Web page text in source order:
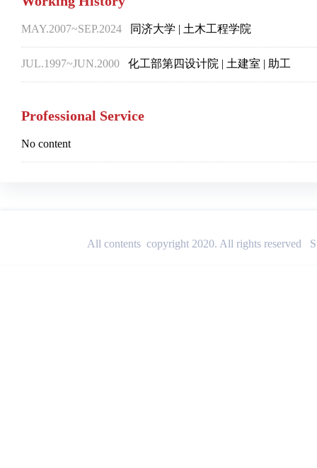
MAY.2007~SEP.2024 同济大学 | 土木工程学院
JUL.1997~JUN.2000 化工部第四设计院 | 土建室 | 助工
Professional Service
No content
All contents copyright 2020. All rights reserved